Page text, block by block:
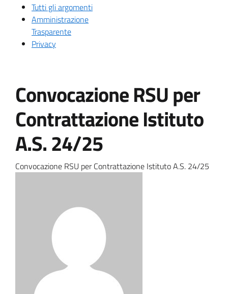
Tutti gli argomenti
Amministrazione
Trasparente
Privacy
Convocazione RSU per
Contrattazione Istituto
A.S. 24/25
Convocazione RSU per Contrattazione Istituto A.S. 24/25